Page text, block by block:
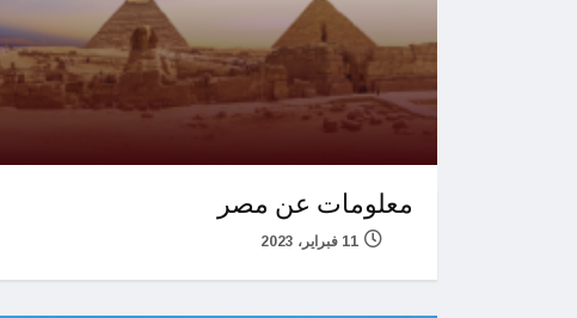
معلومات عن مصر
11 فبراير، 2023